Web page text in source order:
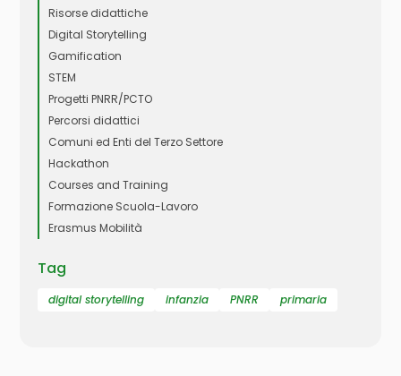
Risorse didattiche
Digital Storytelling
Gamification
STEM
Progetti PNRR/PCTO
Percorsi didattici
Comuni ed Enti del Terzo Settore
Hackathon
Courses and Training
Formazione Scuola-Lavoro
Erasmus Mobilità
Tag
digital storytelling infanzia PNRR primaria